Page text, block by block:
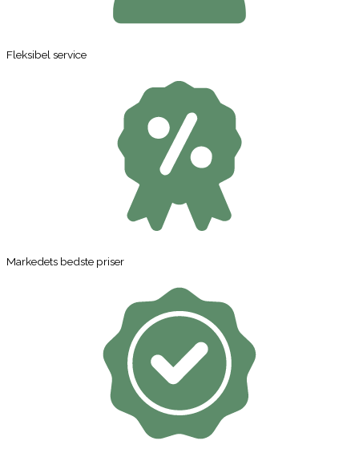
Fleksibel service
Markedets bedste priser